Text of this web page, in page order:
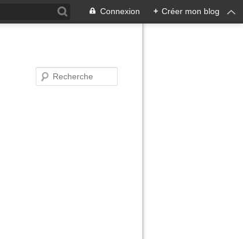
Connexion + Créer mon blog